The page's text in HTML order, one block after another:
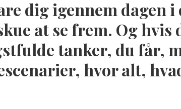
dig igennem dagen i
at se frem. Og hvis
tanker, du får,
hvor alt,